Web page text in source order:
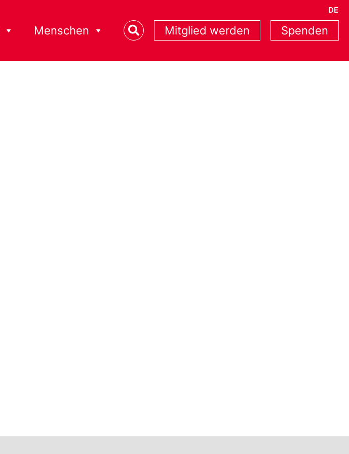
DE
Menschen Mitglied werden Spenden